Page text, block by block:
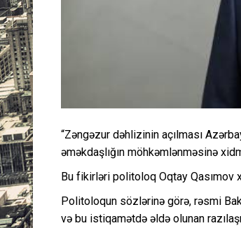
“Zəngəzur dəhlizinin açılması
əməkdaşlığın möhkəmlənməsinə
Bu fikirləri politoloq Oqtay Qasımov
Politoloqun sözlərinə görə, rəsmi
və bu istiqamətdə əldə olunan